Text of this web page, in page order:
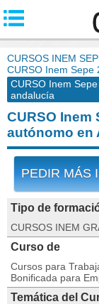
CURSOS INEM
CURSO Inem Sepe
CURSO Inem
andalucía
CURSO Inem
autónomo en
PEDIR MÁS
Tipo de
CURSOS INEM
Curso de
Cursos para
Bonificada para
Temática del